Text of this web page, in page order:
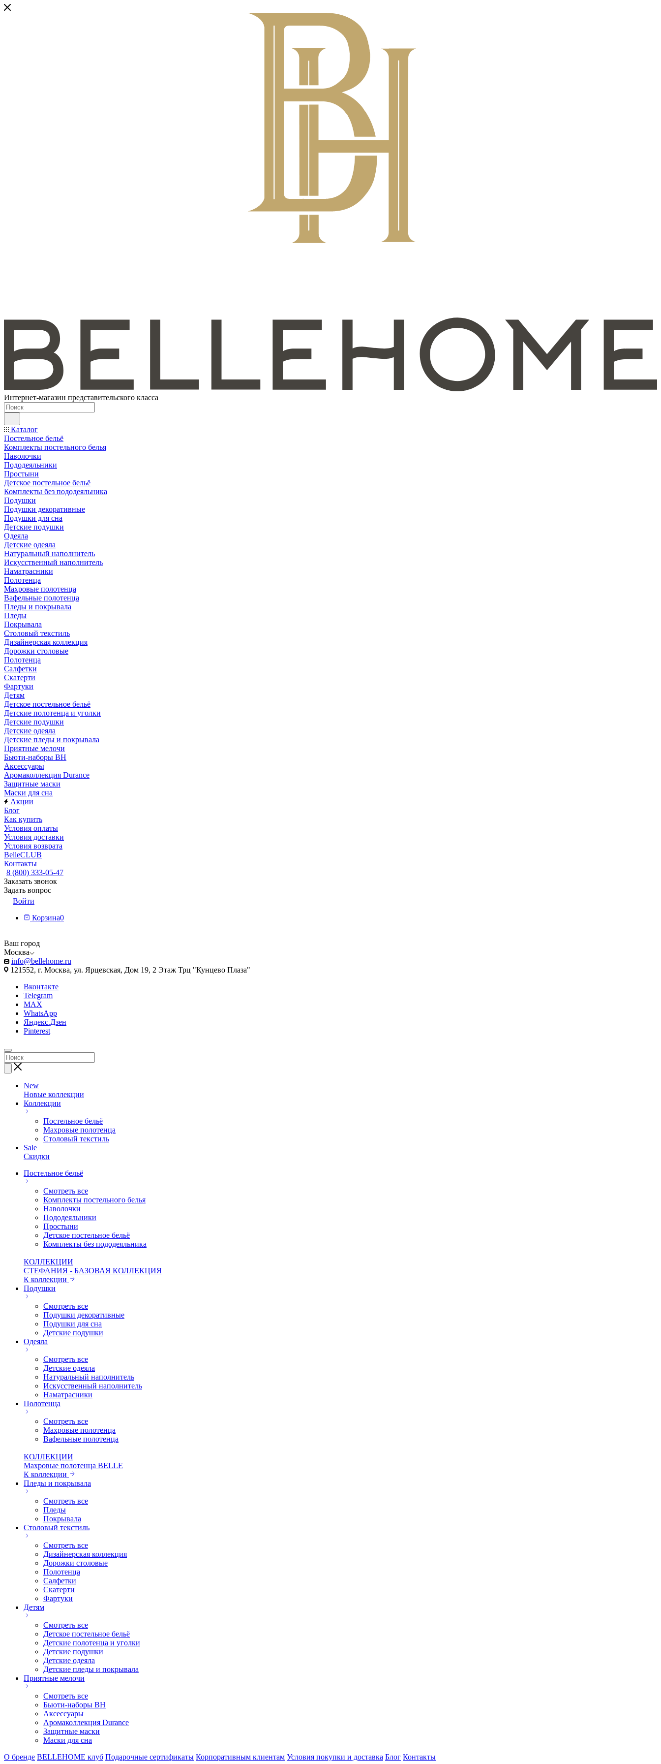
Интернет-магазин представительского класса
Каталог
Постельное бельё
Комплекты постельного белья
Наволочки
Пододеяльники
Простыни
Детское постельное бельё
Комплекты без пододеяльника
Подушки
Подушки декоративные
Подушки для сна
Детские подушки
Одеяла
Детские одеяла
Натуральный наполнитель
Искуcственный наполнитель
Наматрасники
Полотенца
Махровые полотенца
Вафельные полотенца
Пледы и покрывала
Пледы
Покрывала
Столовый текстиль
Дизайнерская коллекция
Дорожки столовые
Полотенца
Салфетки
Скатерти
Фартуки
Детям
Детское постельное бельё
Детские полотенца и уголки
Детские подушки
Детские одеяла
Детские пледы и покрывала
Приятные мелочи
Бьюти-наборы ВН
Аксессуары
Аромаколлекция Durance
Защитные маски
Маски для сна
Акции
Блог
Как купить
Условия оплаты
Условия доставки
Условия возврата
BelleCLUB
Контакты
8 (800) 333-05-47
Заказать звонок
Задать вопрос
Войти
Корзина0
Ваш город
Москва
info@bellehome.ru
121552, г. Москва, ул. Ярцевская, Дом 19, 2 Этаж Трц "Кунцево Плаза"
Вконтакте
Telegram
MAX
WhatsApp
Яндекс.Дзен
Pinterest
New
Новые коллекции
Коллекции
Постельное бельё
Махровые полотенца
Столовый текстиль
Sale
Скидки
Постельное бельё
Смотреть все
Комплекты постельного белья
Наволочки
Пододеяльники
Простыни
Детское постельное бельё
Комплекты без пододеяльника
КОЛЛЕКЦИИ
СТЕФАНИЯ - БАЗОВАЯ КОЛЛЕКЦИЯ
К коллекции
Подушки
Смотреть все
Подушки декоративные
Подушки для сна
Детские подушки
Одеяла
Смотреть все
Детские одеяла
Натуральный наполнитель
Искуcственный наполнитель
Наматрасники
Полотенца
Смотреть все
Махровые полотенца
Вафельные полотенца
КОЛЛЕКЦИИ
Махровые полотенца BELLE
К коллекции
Пледы и покрывала
Смотреть все
Пледы
Покрывала
Столовый текстиль
Смотреть все
Дизайнерская коллекция
Дорожки столовые
Полотенца
Салфетки
Скатерти
Фартуки
Детям
Смотреть все
Детское постельное бельё
Детские полотенца и уголки
Детские подушки
Детские одеяла
Детские пледы и покрывала
Приятные мелочи
Смотреть все
Бьюти-наборы ВН
Аксессуары
Аромаколлекция Durance
Защитные маски
Маски для сна
О бренде BELLEHOME клуб Подарочные сертификаты Корпоративным клиентам Условия покупки и доставка Блог Контакты